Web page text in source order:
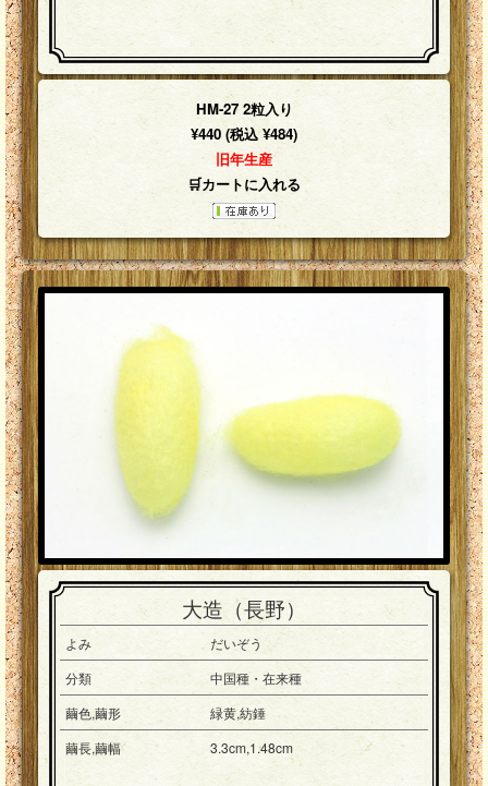
HM-27 2粒入り
¥440 (税込 ¥484)
旧年生産
🛒カートに入れる
大造（長野）
よみ
だいぞう
分類
中国種・在来種
繭色,繭形
緑黄,紡錘
繭長,繭幅
3.3cm,1.48cm